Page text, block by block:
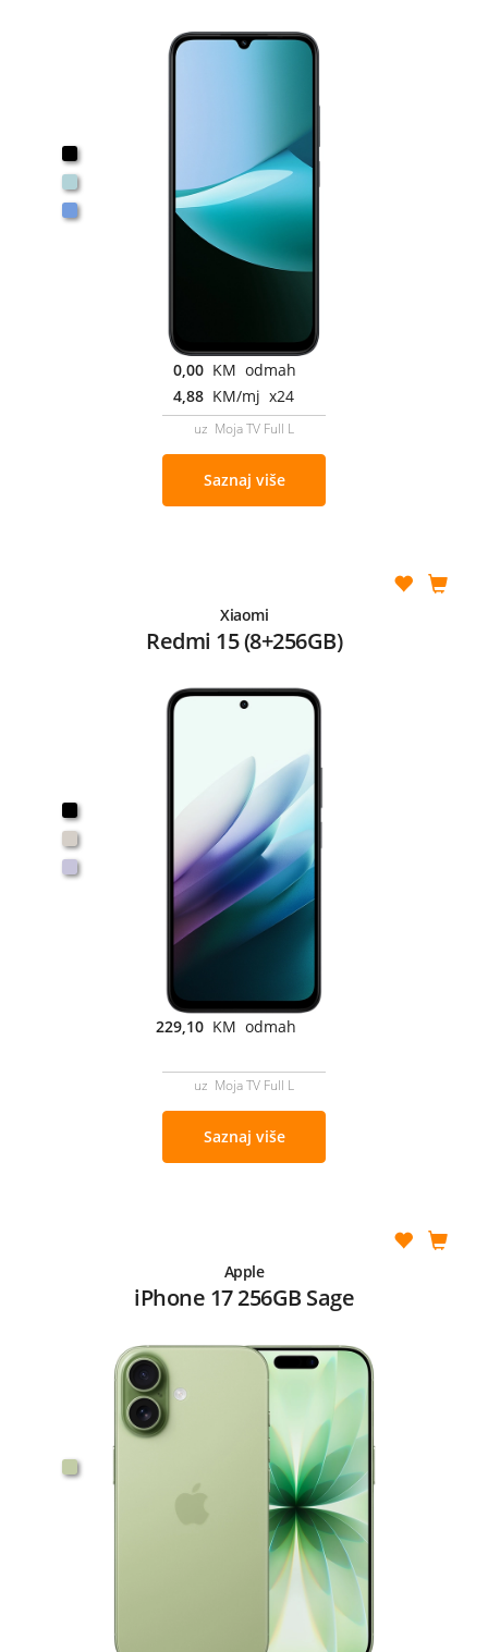
0,00 KM odmah
4,88 KM/mj x24
uz Moja TV Full L
Saznaj više
Xiaomi
Redmi 15 (8+256GB)
229,10 KM odmah
uz Moja TV Full L
Saznaj više
Apple
iPhone 17 256GB Sage